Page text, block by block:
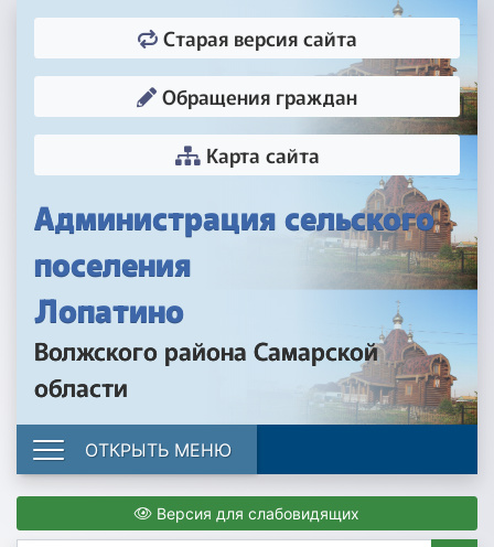
Администрация сельского
поселения
Лопатино
Волжского района Самарской
области
Старая версия сайта
Обращения граждан
Карта сайта
ОТКРЫТЬ МЕНЮ
Версия для слабовидящих